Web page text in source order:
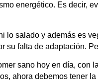
energético. Es decir,
salado y además es
falta de adaptación.
sano hoy en día, con
ahora debemos tener